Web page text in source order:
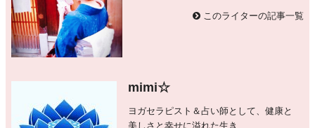
このライターの記事一覧
mimi☆
ヨガセラピスト＆占い師として、健康と